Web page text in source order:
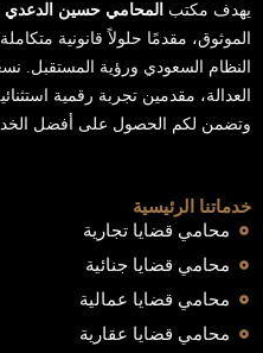
يهدف مكتب المحامي حسين الدعدي
الموثوق، مقدمًا حلولاً قانونية
النظام السعودي ورؤية المستقبل.
العدالة، مقدمين تجربة رقمية
وتضمن لكم الحصول على أفضل
خدماتنا الرئيسية
محامي قضايا تجارية
محامي قضايا جنائية
محامي قضايا عمالية
محامي قضايا عقارية